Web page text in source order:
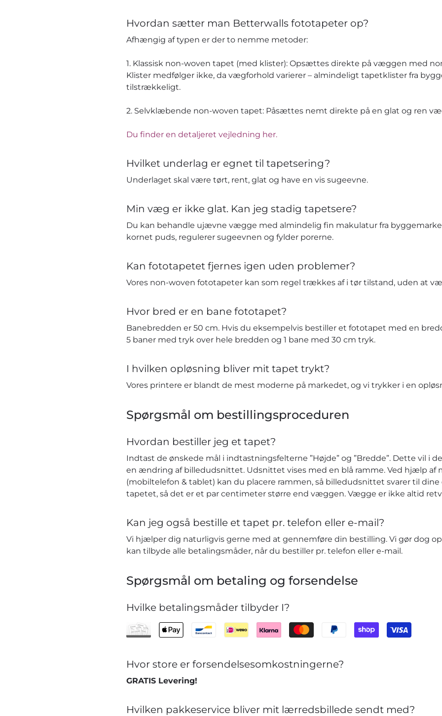
Hvordan sætter man Betterwalls fototapeter op?
Afhængig af typen er der to nemme metoder:
1. Klassisk non-woven tapet (med klister): Opsættes direkte på væggen med
Klister medfølger ikke, da vægforhold varierer – almindeligt tapetklister fra
tilstrækkeligt.
2. Selvklæbende non-woven tapet: Påsættes nemt direkte på en glat og ren
Du finder en detaljeret vejledning her.
Hvilket underlag er egnet til tapetsering?
Underlaget skal være tørt, rent, glat og have en vis sugeevne.
Min væg er ikke glat. Kan jeg stadig tapetsere?
Du kan behandle ujævne vægge med almindelig fin makulatur fra
kornet puds, regulerer sugeevnen og fylder porerne.
Kan fototapetet fjernes igen uden problemer?
Vores non-woven fototapeter kan som regel trækkes af i tør tilstand, uden at
Hvor bred er en bane fototapet?
Banebredden er 50 cm. Hvis du eksempelvis bestiller et fototapet med en
5 baner med tryk over hele bredden og 1 bane med 30 cm tryk.
I hvilken opløsning bliver mit tapet trykt?
Vores printere er blandt de mest moderne på markedet, og vi trykker i en
Spørgsmål om bestillingsproceduren
Hvordan bestiller jeg et tapet?
Indtast de ønskede mål i indtastningsfelterne ”Højde” og ”Bredde”. Dette vil i
en ændring af billedudsnittet. Udsnittet vises med en blå ramme. Ved hjælp af
(mobiltelefon & tablet) kan du placere rammen, så billedudsnittet svarer til dine
tapetet, så det er et par centimeter større end væggen. Vægge er ikke altid
Kan jeg også bestille et tapet pr. telefon eller e-mail?
Vi hjælper dig naturligvis gerne med at gennemføre din bestilling. Vi gør dog
kan tilbyde alle betalingsmåder, når du bestiller pr. telefon eller e-mail.
Spørgsmål om betaling og forsendelse
Hvilke betalingsmåder tilbyder I?
Hvor store er forsendelsesomkostningerne?
GRATIS Levering!
Hvilken pakkeservice bliver mit lærredsbillede sendt med?